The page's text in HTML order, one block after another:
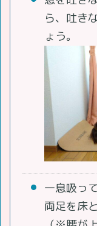
ら、吐き
ょう。
一息吸っ
両足を床